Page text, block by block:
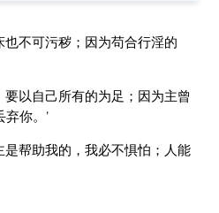
不可污秽；因为苟合行淫的
以自己所有的为足；因为主曾
你。’
是帮助我的，我必不惧怕；人能